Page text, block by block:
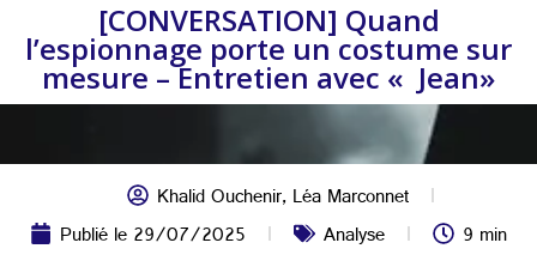
[CONVERSATION] Quand
l’espionnage porte un costume sur
mesure – Entretien avec « Jean»
Khalid Ouchenir,Léa Marconnet
Publié le29/07/2025 Analyse 9 min